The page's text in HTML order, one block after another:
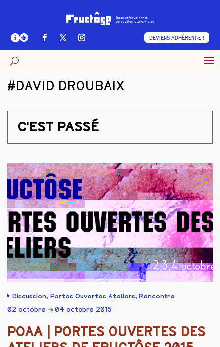
DEVIENS ADHÉRENT·E !
#DAVID DROUBAIX
C'EST PASSÉ
Discussion, Portes Ouvertes Ateliers, Rencontre
02 octobre → 04 octobre 2015
POAA | PORTES OUVERTES DES